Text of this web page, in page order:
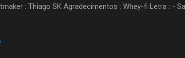
: Thiago SK Agradecimentos : Whey-fi Letra : -
toneladas tem que se esforçar pra virar Se esquivar,